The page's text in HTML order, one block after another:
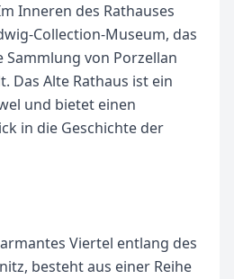
Inneren des Rathauses
Collection-Museum, das
von Porzellan
Das Alte Rathaus ist ein
und bietet einen
in die Geschichte der
Viertel entlang des
besteht aus einer Reihe